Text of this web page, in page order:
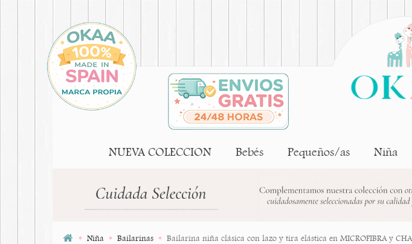
NUEVA COLECCION Bebés Pequeños/as Niña
Niña Bailarinas Bailarina niña clásica con lazo y tira elástica en MICROFIBRA y